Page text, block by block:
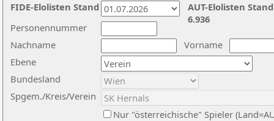
Nachname
Vorname
Ebene
Personennummer
Bundesland
Spgem./Kreis/Verein
Nur "österreichische" Spieler
AUT-Elolisten
6.936
FIDE-Elolisten Stand